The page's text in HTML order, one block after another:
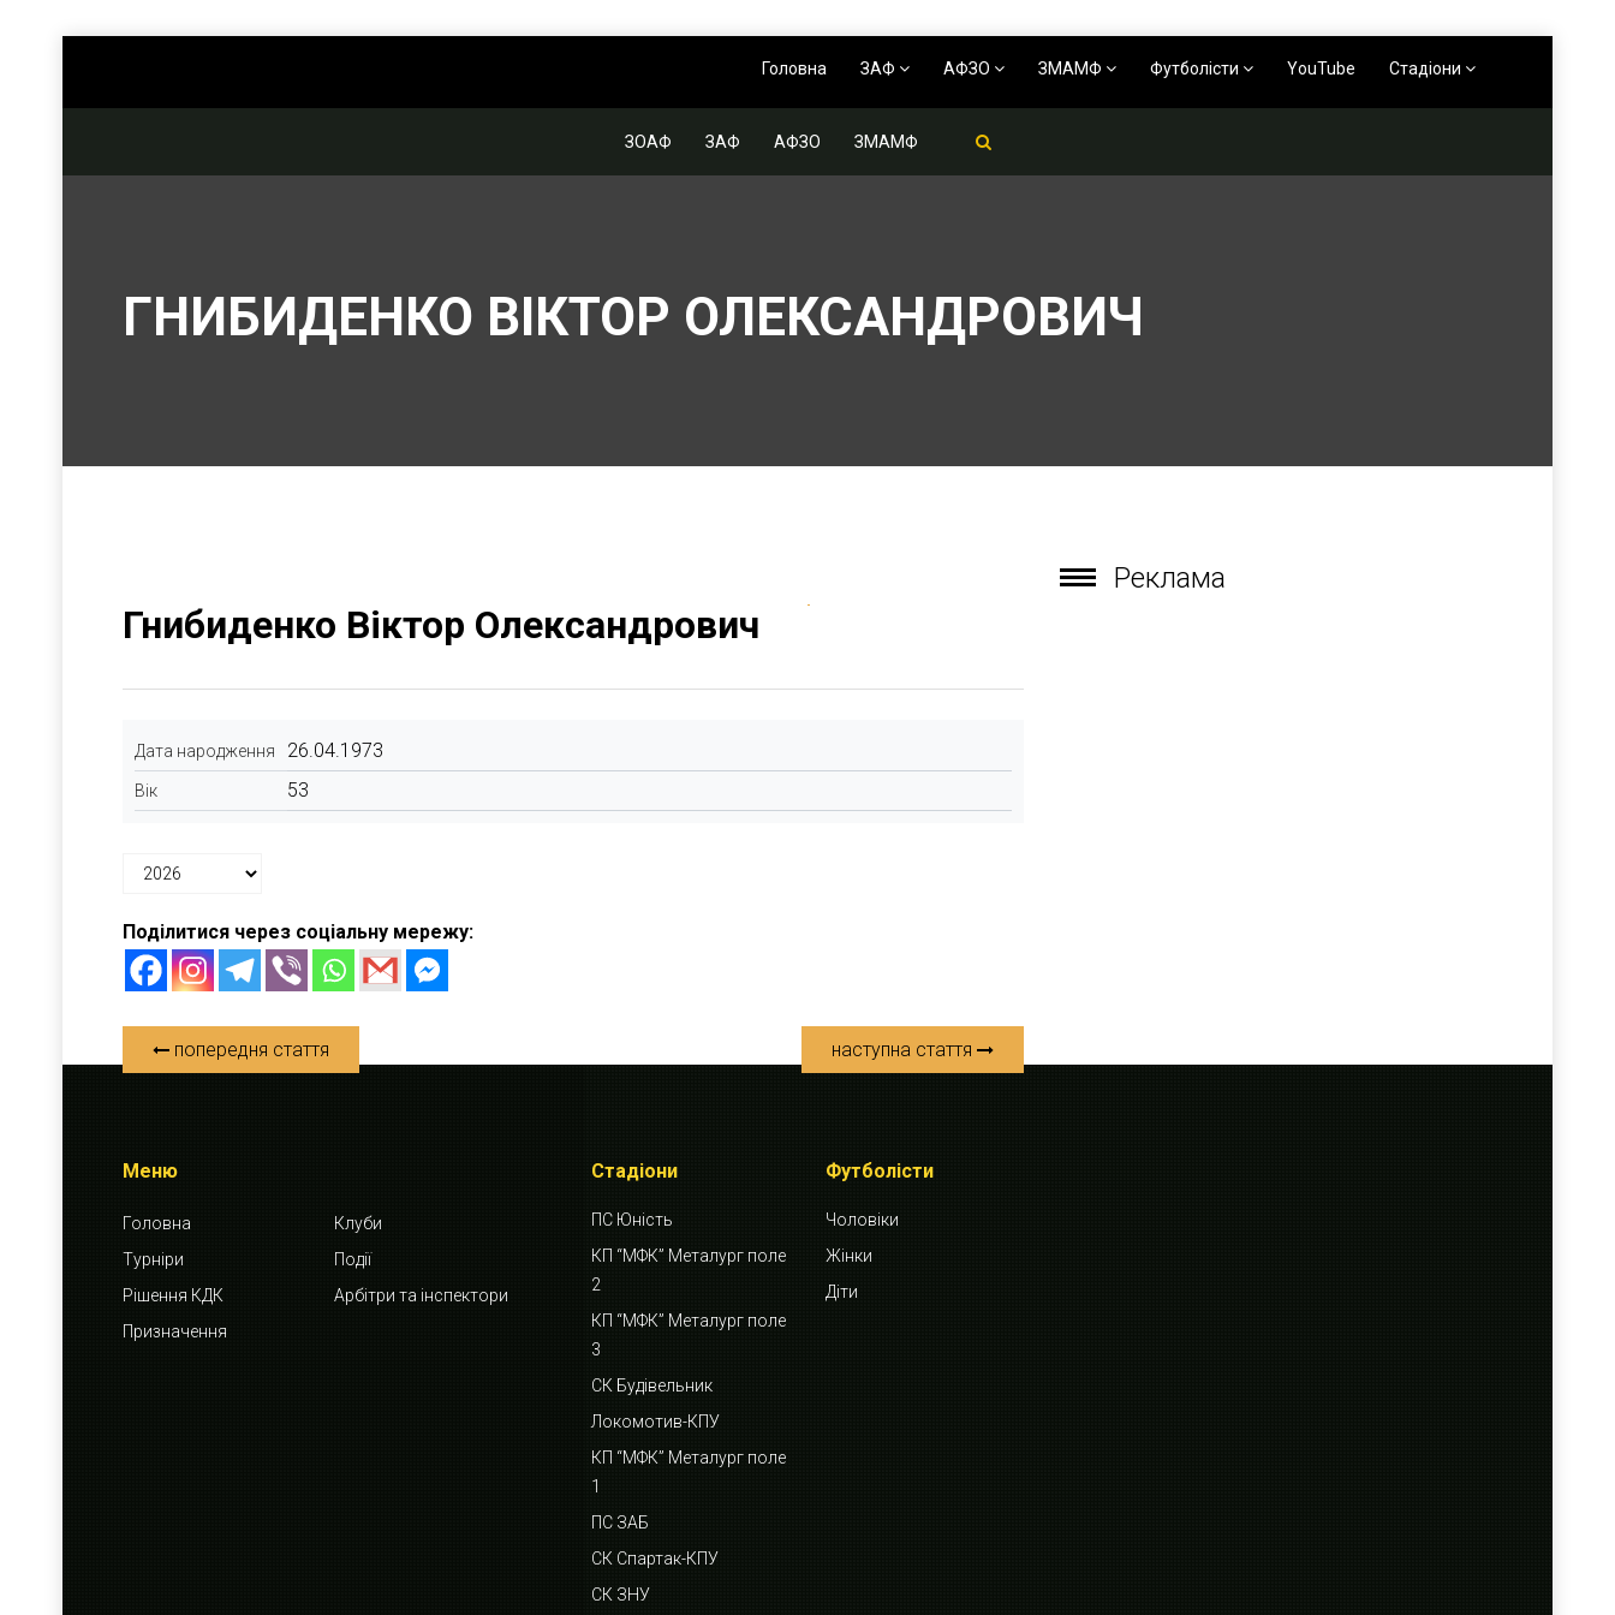
Головна ЗАФ АФЗО ЗМАМФ Футболісти YouTube Стадіони
ЗОАФ ЗАФ АФЗО ЗМАМФ
ГНИБИДЕНКО ВІКТОР ОЛЕКСАНДРОВИЧ
Гнибиденко Віктор Олександрович
Дата народження 26.04.1973
Вік 53
Поділитися через соціальну мережу:
попередня стаття наступна стаття
Реклама
Меню
Головна
Клуби
Турніри
Події
Рішення КДК
Арбітри та інспектори
Призначення
Стадіони
ПС Юність
КП “МФК” Металург поле
2
КП “МФК” Металург поле
3
СК Будівельник
Локомотив-КПУ
КП “МФК” Металург поле
1
ПС ЗАБ
СК Спартак-КПУ
СК ЗНУ
Футболісти
Чоловіки
Жінки
Діти